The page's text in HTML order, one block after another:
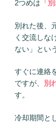
2つめは 「
別れた後、
く交流しな
ない」とい
すぐに連絡
ですが、 別
す。
冷却期間と